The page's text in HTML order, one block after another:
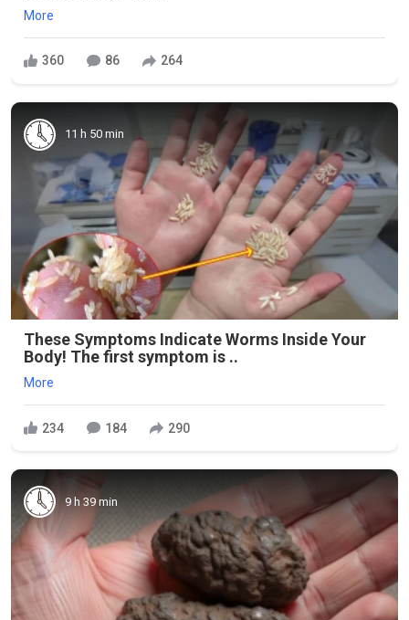
More
360 86 264
11 h 50 min
These Symptoms Indicate Worms Inside Your
Body! The first symptom is ..
More
234 184 290
9 h 39 min